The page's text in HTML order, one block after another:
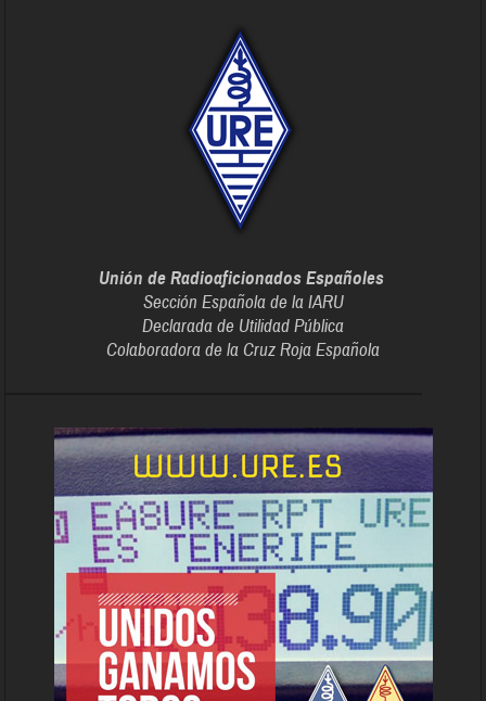
Unión de Radioaficionados Españoles
Sección Española de la IARU
Declarada de Utilidad Pública
Colaboradora de la Cruz Roja Española